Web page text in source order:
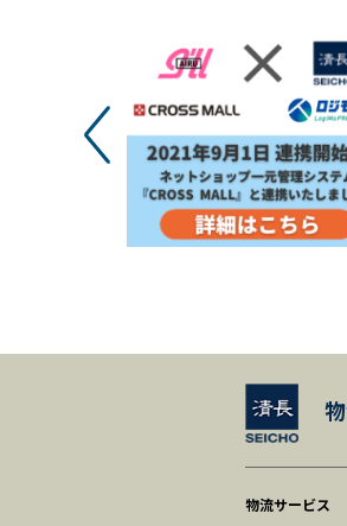
物流サービス